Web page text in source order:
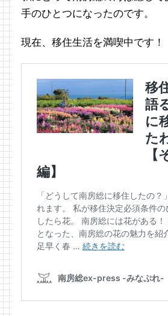
手のひとつになったのです。
現在、移住生活を満喫中です！